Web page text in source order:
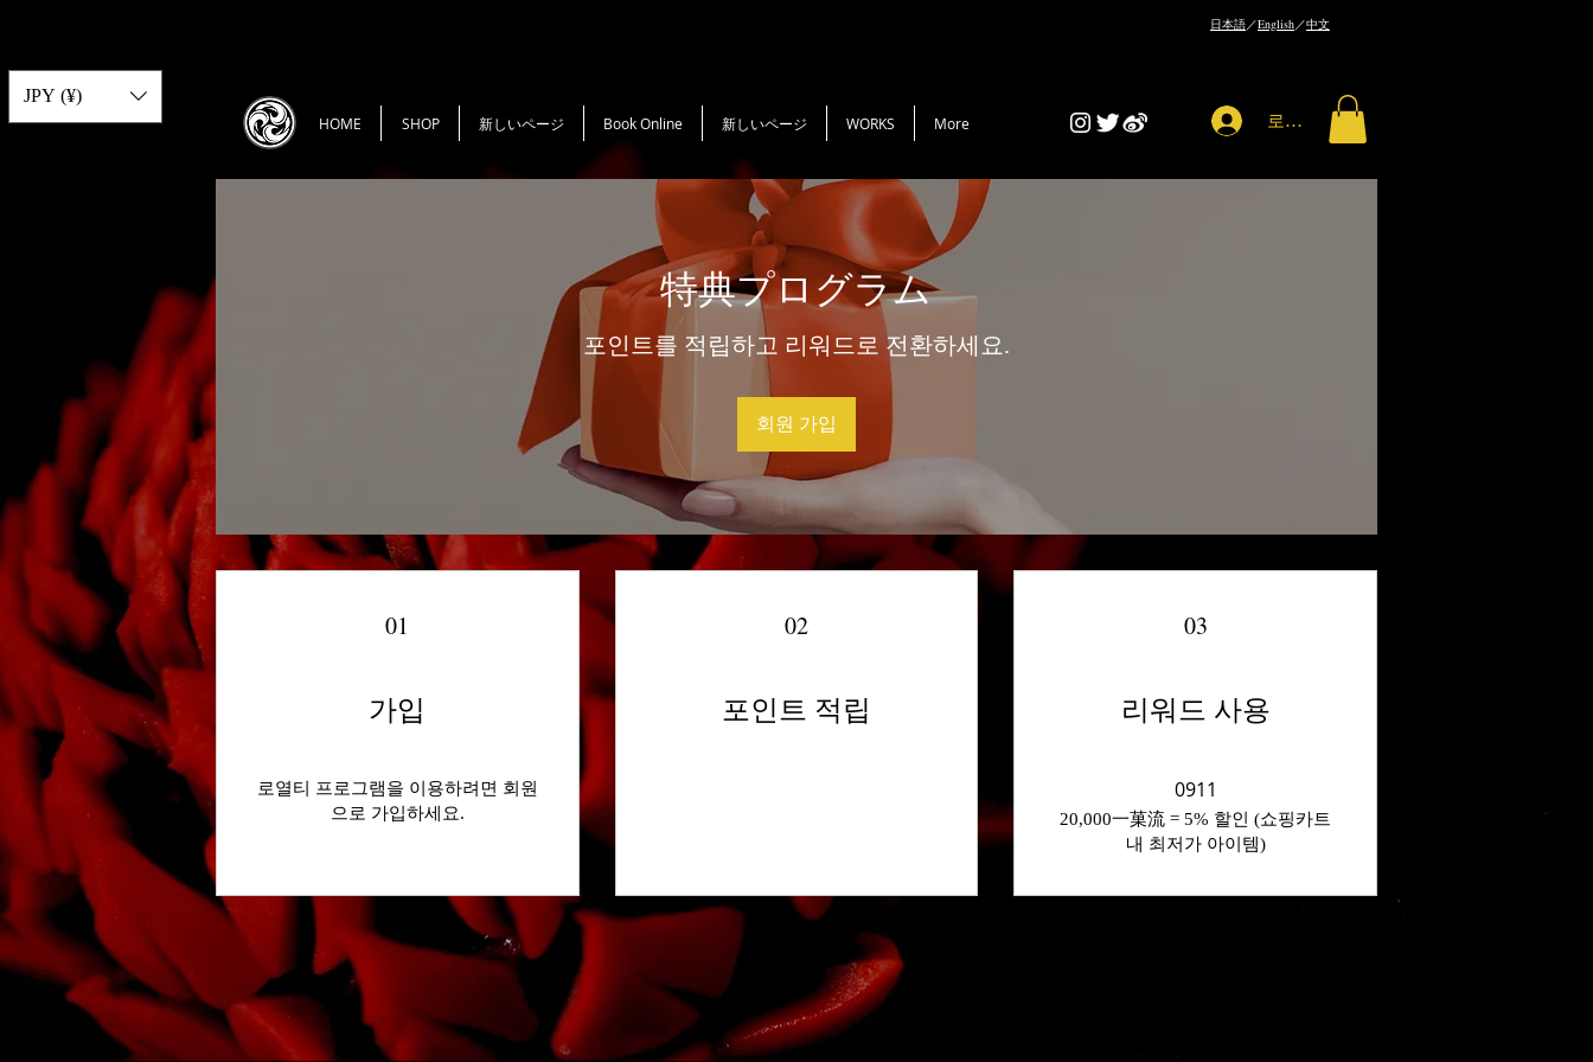
​日本語／English／中文
HOME SHOP 新しいページ Book Online 新しいページ WORKS More 로그인
特典プログラム
포인트를 적립하고 리워드로 전환하세요.
회원 가입
01
가입
로열티 프로그램을 이용하려면 회원
으로 가입하세요.
02
포인트 적립
03
리워드 사용
0911
20,000一菓流 = 5% 할인 (쇼핑카트
내 최저가 아이템)
JPY (¥)